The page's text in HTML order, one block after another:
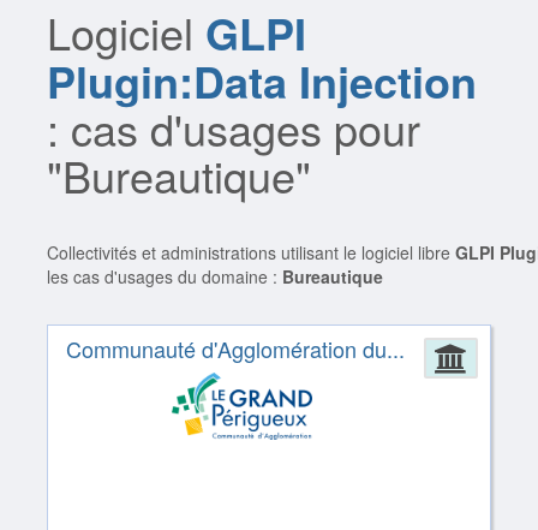
Logiciel GLPI
Plugin:Data Injection
: cas d'usages pour
"Bureautique"
Collectivités et administrations utilisant le logiciel libreGLPI
les cas d'usages du domaine : Bureautique
Communauté d'Agglomération du...